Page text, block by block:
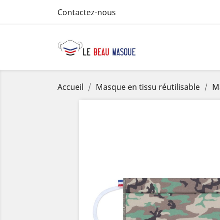
Contactez-nous
Accueil Masque en tissu réutilisable